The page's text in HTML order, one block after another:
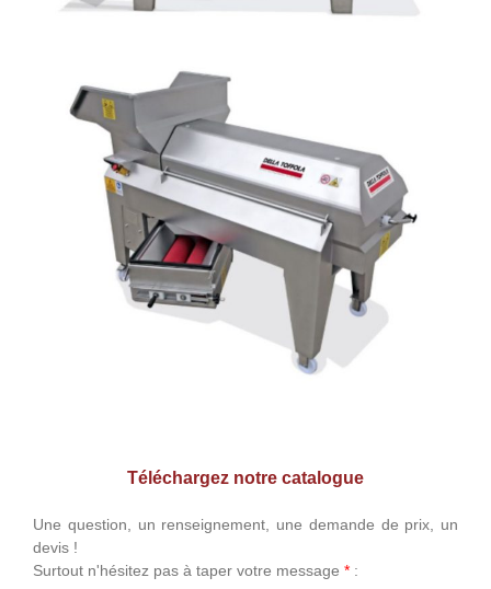
Téléchargez notre catalogue
Une question, un renseignement, une demande de prix, un
devis !
Surtout n'hésitez pas à taper votre message * :